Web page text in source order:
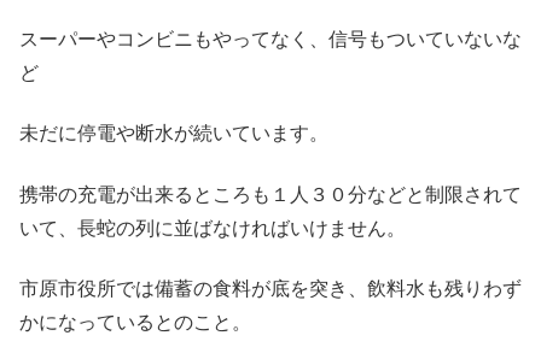
スーパーやコンビニもやってなく、信号もついていないな
ど
未だに停電や断水が続いています。
携帯の充電が出来るところも１人３０分などと制限されて
いて、長蛇の列に並ばなければいけません。
市原市役所では備蓄の食料が底を突き、飲料水も残りわず
かになっているとのこと。